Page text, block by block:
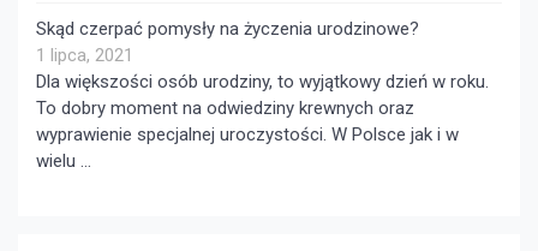
Skąd czerpać pomysły na życzenia urodzinowe?
1 lipca, 2021
Dla większości osób urodziny, to wyjątkowy dzień w roku.
To dobry moment na odwiedziny krewnych oraz
wyprawienie specjalnej uroczystości. W Polsce jak i w
wielu …